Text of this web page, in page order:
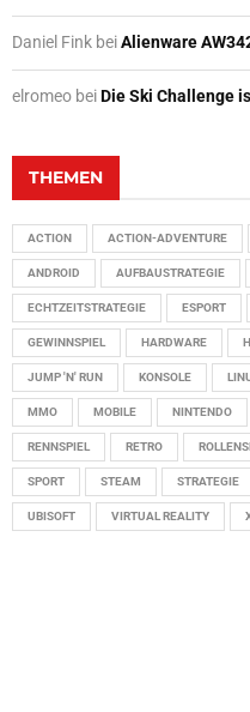
Daniel Fink beiAlienware
elromeo beiDie Ski Challenge
THEMEN
ACTION ACTION-ADVENTURE
ANDROID AUFBAUSTRATEGIE
ECHTZEITSTRATEGIE ESPORT
GEWINNSPIEL HARDWARE
JUMP 'N' RUN KONSOLE
MMO MOBILE NINTENDO
RENNSPIEL RETRO
SPORT STEAM STRATEGIE
UBISOFT VIRTUAL REALITY